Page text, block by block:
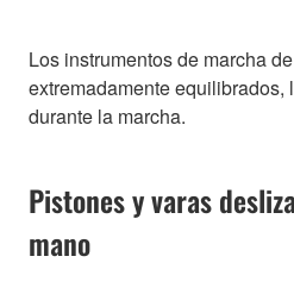
Los instrumentos de marcha
extremadamente
durante la marcha.
Pistones y varas
mano